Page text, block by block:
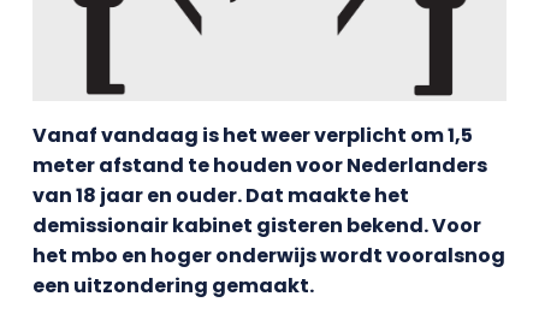
Vanaf vandaag is het weer verplicht om 1,5
meter afstand te houden voor Nederlanders
van 18 jaar en ouder. Dat maakte het
demissionair kabinet gisteren bekend. Voor
het mbo en hoger onderwijs wordt vooralsnog
een uitzondering gemaakt.